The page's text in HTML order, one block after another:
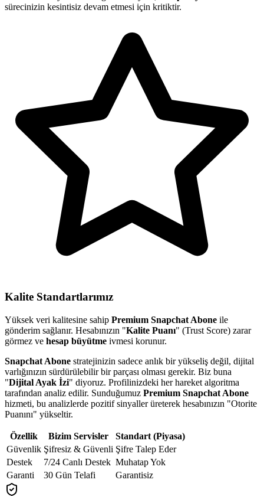
sürecinizin kesintisiz devam etmesi için kritiktir.
Kalite Standartlarımız
Yüksek veri kalitesine sahip Premium Snapchat Abone ile
gönderim sağlanır. Hesabınızın "Kalite Puanı" (Trust Score) zarar
görmez ve hesap büyütme ivmesi korunur.
Snapchat Abone stratejinizin sadece anlık bir yükseliş değil, dijital
varlığınızın sürdürülebilir bir parçası olması gerekir. Biz buna
"Dijital Ayak İzi" diyoruz. Profilinizdeki her hareket algoritma
tarafından analiz edilir. Sunduğumuz Premium Snapchat Abone
hizmeti, bu analizlerde pozitif sinyaller üreterek hesabınızın "Otorite
Puanını" yükseltir.
Özellik Bizim Servisler
Standart (Piyasa)
Güvenlik Şifresiz & Güvenli Şifre Talep Eder
Destek
7/24 Canlı Destek Muhatap Yok
Garanti
30 Gün Telafi Garantisiz